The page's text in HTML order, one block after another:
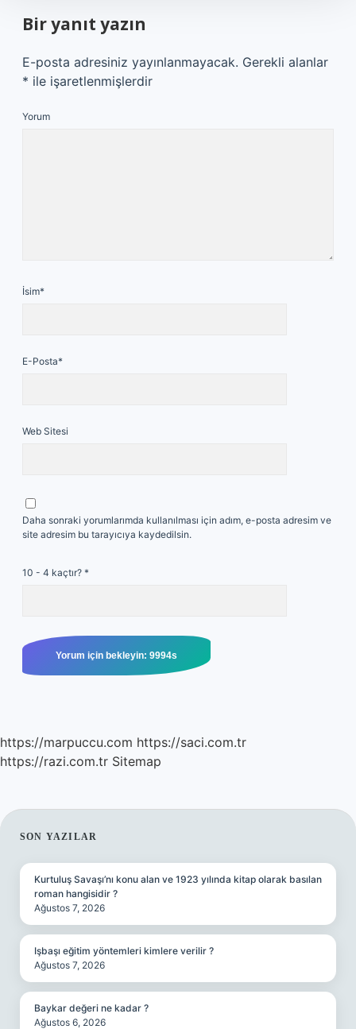
Bir yanıt yazın
E-posta adresiniz yayınlanmayacak. Gerekli alanlar
* ile işaretlenmişlerdir
Yorum
İsim*
E-Posta*
Web Sitesi
Daha sonraki yorumlarımda kullanılması için adım, e-posta adresim ve
site adresim bu tarayıcıya kaydedilsin.
10 - 4 kaçtır? *
https://marpuccu.com https://saci.com.tr
https://razi.com.tr Sitemap
SIDEBAR
SON YAZILAR
Kurtuluş Savaşı’nı konu alan ve 1923 yılında kitap olarak basılan
roman hangisidir ?
Ağustos 7, 2026
Işbaşı eğitim yöntemleri kimlere verilir ?
Ağustos 7, 2026
Baykar değeri ne kadar ?
Ağustos 6, 2026